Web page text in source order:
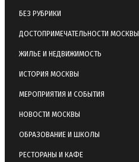
БЕЗ РУБРИКИ
ДОСТОПРИМЕЧАТЕЛЬНОСТИ МОСКВЫ
ЖИЛЬЕ И НЕДВИЖИМОСТЬ
ИСТОРИЯ МОСКВЫ
МЕРОПРИЯТИЯ И СОБЫТИЯ
НОВОСТИ МОСКВЫ
ОБРАЗОВАНИЕ И ШКОЛЫ
РЕСТОРАНЫ И КАФЕ